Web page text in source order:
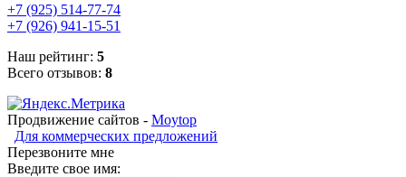
+7 (925) 514-77-74
+7 (926) 941-15-51
Наш рейтинг: 5
Всего отзывов: 8
Продвижение сайтов - Moytop
Для коммерческих предложений
Перезвоните мне
Введите свое имя: